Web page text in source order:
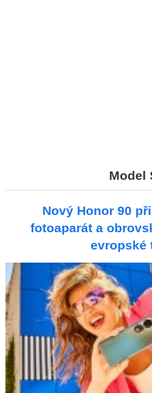
Model
Nový Honor 90
fotoaparát a
evropské